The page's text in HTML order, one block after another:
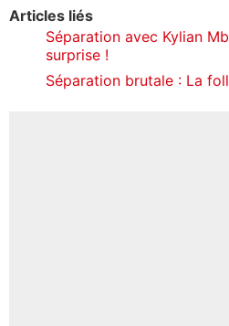
Articles liés
Séparation avec Kylian
surprise !
Séparation brutale : La